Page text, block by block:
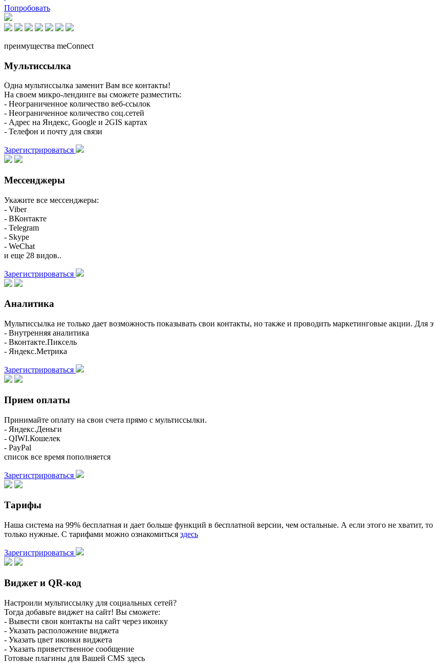
Попробовать
преимущества meConnect
Мультиссылка
Одна мультиссылка заменит Вам все контакты!
На своем микро-лендинге вы сможете разместить:
- Неограниченное количество веб-ссылок
- Неограниченное количество соц.сетей
- Адрес на Яндекс, Google и 2GIS картах
- Телефон и почту для связи
Зарегистрироваться
Мессенджеры
Укажите все мессенджеры:
- Viber
- ВКонтакте
- Telegram
- Skype
- WeChat
и еще 28 видов..
Зарегистрироваться
Аналитика
Мультиссылка не только дает возможность показывать свои контакты, но также и проводить маркетинговые акции. Для
- Внутренняя аналитика
- Вконтакте.Пиксель
- Яндекс.Метрика
Зарегистрироваться
Прием оплаты
Принимайте оплату на свои счета прямо с мультиссылки.
- Яндекс.Деньги
- QIWI.Кошелек
- PayPal
список все время пополняется
Зарегистрироваться
Тарифы
Наша система на 99% бесплатная и дает больше функций в бесплатной версии, чем остальные. А если этого не хватит,
только нужные. С тарифами можно ознакомиться здесь
Зарегистрироваться
Виджет и QR-код
Настроили мультиссылку для социальных сетей?
Тогда добавьте виджет на сайт! Вы сможете:
- Вывести свои контакты на сайт через иконку
- Указать расположение виджета
- Указать цвет иконки виджета
- Указать приветственное сообщение
Готовые плагины для Вашей CMS здесь